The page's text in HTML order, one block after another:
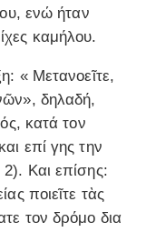
ενώ ήταν
καμήλου.
« Μετανοεῖτε,
δηλαδή,
κατά τον
επί γης την
Και επίσης:
ποιεῖτε τὰς
τον δρόμο δια